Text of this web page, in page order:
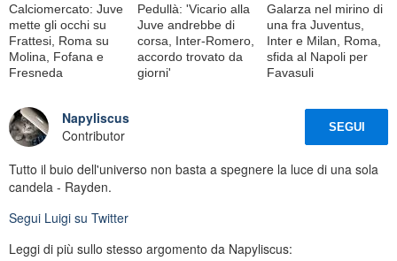
Calciomercato: Juve
mette gli occhi su
Frattesi, Roma su
Molina, Fofana e
Fresneda
Pedullà: 'Vicario alla
Juve andrebbe di
corsa, Inter-Romero,
accordo trovato da
giorni'
Galarza nel mirino di
una fra Juventus,
Inter e Milan, Roma,
sfida al Napoli per
Favasuli
Napyliscus
Contributor
SEGUI
Tutto il buio dell'universo non basta a spegnere la luce di una sola
candela - Rayden.
Segui Luigi su Twitter
Leggi di più sullo stesso argomento da Napyliscus: